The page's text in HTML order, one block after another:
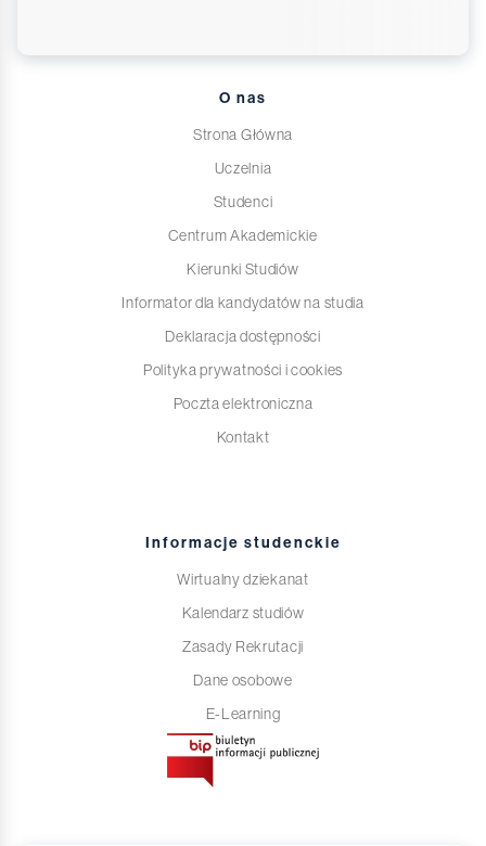
O nas
Strona Główna
Uczelnia
Studenci
Centrum Akademickie
Kierunki Studiów
Informator dla kandydatów na studia
Deklaracja dostępności
Polityka prywatności i cookies
Poczta elektroniczna
Kontakt
Informacje studenckie
Wirtualny dziekanat
Kalendarz studiów
Zasady Rekrutacji
Dane osobowe
E-Learning